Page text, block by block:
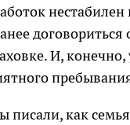
И,
писали, как